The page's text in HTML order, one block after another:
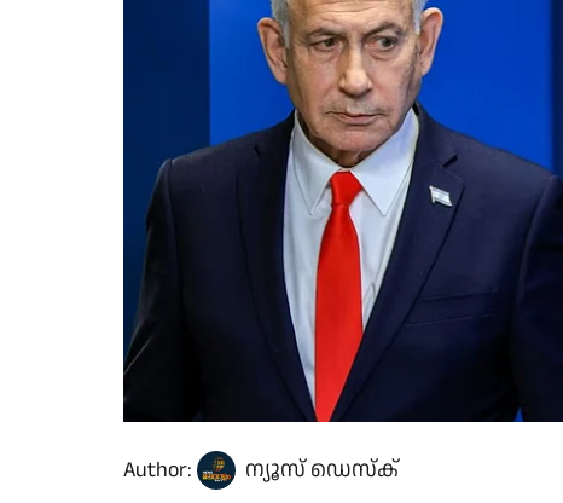
Author: ന്യൂസ് ഡെസ്ക്